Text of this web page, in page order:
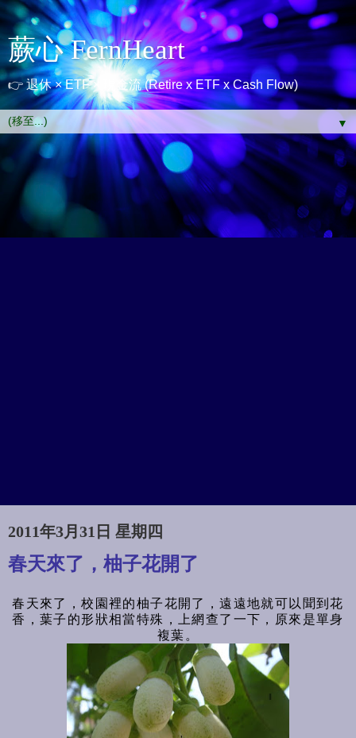
蕨心 FernHeart
👉 退休 × ETF × 現金流 (Retire x ETF x Cash Flow)
▼
2011年3月31日 星期四
春天來了，柚子花開了
春天來了，校園裡的柚子花開了，遠遠地就可以聞到花
香，葉子的形狀相當特殊，上網查了一下，原來是單身
複葉。